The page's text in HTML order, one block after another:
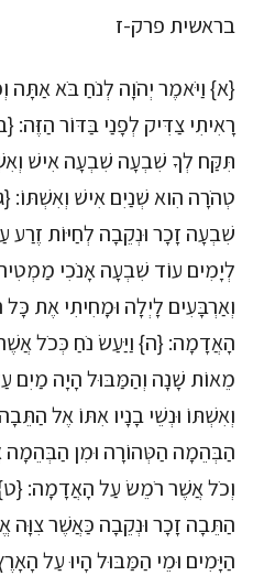
בראשית פרק-ז
{א} וַיֹּאמֶר יְהֹוָה לְנֹחַ בֹּא אַתָּה
רָאִיתִי צַדִּיק לְפָנַי בַּדּוֹר
תִּקַּח לְךָ שִׁבְעָה שִׁבְעָה אִישׁ
טְהֹרָה הִוא שְׁנַיִם אִישׁ וְאִשְׁתּוֹ:
שִׁבְעָה זָכָר וּנְקֵבָה לְחַיּוֹת זֶרַע
לְיָמִים עוֹד שִׁבְעָה אָנֹכִי
וְאַרְבָּעִים לָיְלָה וּמָחִיתִי אֶת
הָאֲדָמָה: {ה} וַיַּעַשׂ נֹחַ כְּכֹל אֲשֶׁר
מֵאוֹת שָׁנָה וְהַמַּבּוּל הָיָה מַיִם
וְאִשְׁתּוֹ וּנְשֵׁי בָנָיו אִתּוֹ אֶל
הַבְּהֵמָה הַטְּהוֹרָה וּמִן הַבְּהֵמָה
וְכֹל אֲשֶׁר רֹמֵשׂ עַל הָאֲדָמָה:
הַתֵּבָה זָכָר וּנְקֵבָה כַּאֲשֶׁר צִוָּה
הַיָּמִים וּמֵי הַמַּבּוּל הָיוּ עַל